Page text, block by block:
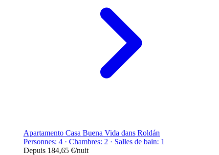
Apartamento Casa Buena Vida dans Roldán
Personnes: 4 · Chambres: 2 · Salles de bain: 1
Depuis 184,65 €/nuit